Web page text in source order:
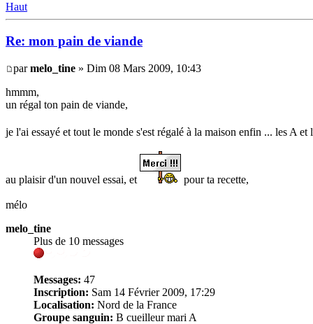
Haut
Re: mon pain de viande
parmelo_tine » Dim 08 Mars 2009, 10:43
hmmm,
un régal ton pain de viande,
je l'ai essayé et tout le monde s'est régalé à la maison enfin ... les A et
au plaisir d'un nouvel essai, et pour ta recette,
mélo
melo_tine
Plus de 10 messages
Messages: 47
Inscription: Sam 14 Février 2009, 17:29
Localisation: Nord de la France
Groupe sanguin: B cueilleur mari A